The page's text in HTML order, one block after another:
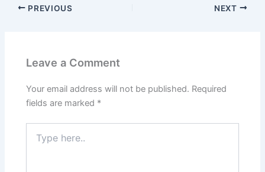
PREVIOUS NEXT
Leave a Comment
Your email address will not be published. Required
fields are marked *
here..